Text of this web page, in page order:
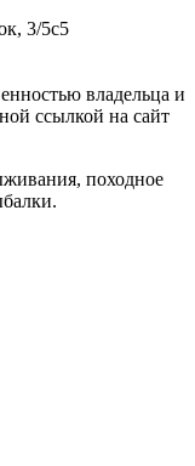
3/5с5
владельца и
ссылкой на сайт
походное